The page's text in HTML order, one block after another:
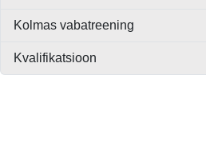
Kolmas vabatreening
Kvalifikatsioon